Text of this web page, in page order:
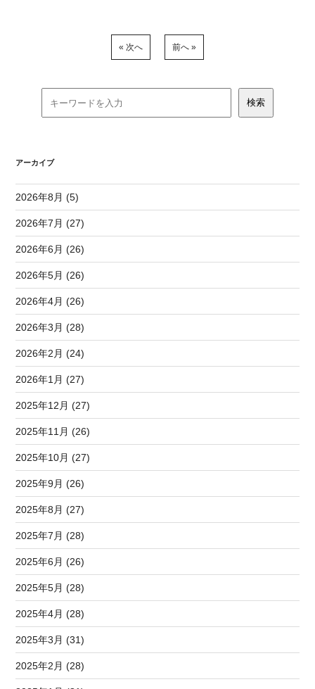
« 次へ 前へ »
アーカイブ
2026年8月 (5)
2026年7月 (27)
2026年6月 (26)
2026年5月 (26)
2026年4月 (26)
2026年3月 (28)
2026年2月 (24)
2026年1月 (27)
2025年12月 (27)
2025年11月 (26)
2025年10月 (27)
2025年9月 (26)
2025年8月 (27)
2025年7月 (28)
2025年6月 (26)
2025年5月 (28)
2025年4月 (28)
2025年3月 (31)
2025年2月 (28)